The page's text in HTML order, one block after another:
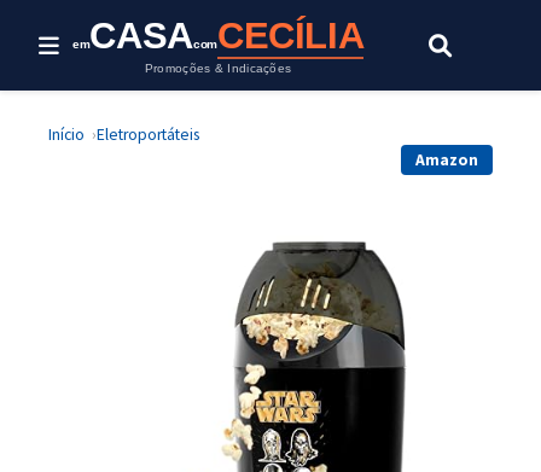
emCASAcomCECÍLIA
Promoções & Indicações
Início
Eletroportáteis
Amazon